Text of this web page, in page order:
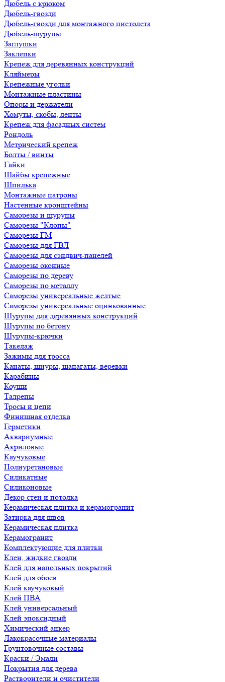
Дюбель с крюком
Дюбель-гвозди
Дюбель-гвозди для монтажного пистолета
Дюбель-шурупы
Заглушки
Заклепки
Крепеж для деревянных конструкций
Кляймеры
Крепежные уголки
Монтажные пластины
Опоры и держатели
Хомуты, скобы, ленты
Крепеж для фасадных систем
Рондоль
Метрический крепеж
Болты / винты
Гайки
Шайбы крепежные
Шпилька
Монтажные патроны
Настенные кронштейны
Саморезы и шурупы
Саморезы "Клопы"
Саморезы ГМ
Саморезы для ГВЛ
Саморезы для сэндвич-панелей
Саморезы оконные
Саморезы по дереву
Саморезы по металлу
Саморезы универсальные желтые
Саморезы универсальные оцинкованные
Шурупы для деревянных конструкций
Шурупы по бетону
Шурупы-крючки
Такелаж
Зажимы для тросса
Канаты, шнуры, шапагаты, веревки
Карабины
Коуши
Талрепы
Тросы и цепи
Финишная отделка
Герметики
Аквариумные
Акриловые
Каучуковые
Полиуретановые
Силикатные
Силиконовые
Декор стен и потолка
Керамическая плитка и керамогранит
Затирка для швов
Керамическая плитка
Керамогранит
Комплектующие для плитки
Клеи, жидкие гвозди
Клей для напольных покрытий
Клей для обоев
Клей каучуковый
Клей ПВА
Клей универсальный
Клей эпоксидный
Химический анкер
Лакокрасочные материалы
Грунтовочные составы
Краски / Эмали
Покрытия для дерева
Растворители и очистители